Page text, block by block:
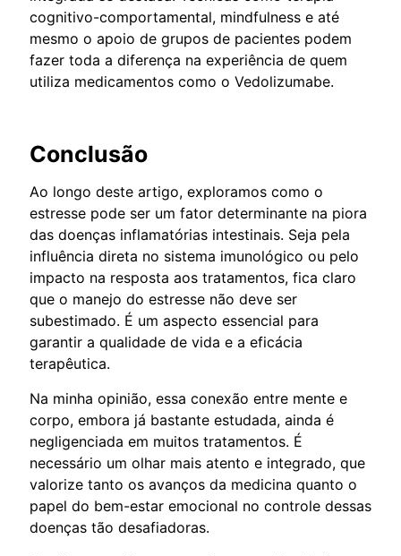
cognitivo-comportamental, mindfulness e até
mesmo o apoio de grupos de pacientes podem
fazer toda a diferença na experiência de quem
utiliza medicamentos como o Vedolizumabe.
Conclusão
Ao longo deste artigo, exploramos como o
estresse pode ser um fator determinante na piora
das doenças inflamatórias intestinais. Seja pela
influência direta no sistema imunológico ou pelo
impacto na resposta aos tratamentos, fica claro
que o manejo do estresse não deve ser
subestimado. É um aspecto essencial para
garantir a qualidade de vida e a eficácia
terapêutica.
Na minha opinião, essa conexão entre mente e
corpo, embora já bastante estudada, ainda é
negligenciada em muitos tratamentos. É
necessário um olhar mais atento e integrado, que
valorize tanto os avanços da medicina quanto o
papel do bem-estar emocional no controle dessas
doenças tão desafiadoras.